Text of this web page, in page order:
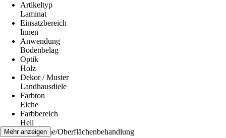
Artikeltyp
Laminat
Einsatzbereich
Innen
Anwendung
Bodenbelag
Optik
Holz
Dekor / Muster
Landhausdiele
Farbton
Eiche
Farbbereich
Hell
Oberfläche/Oberflächenbehandlung
Mehr anzeigen